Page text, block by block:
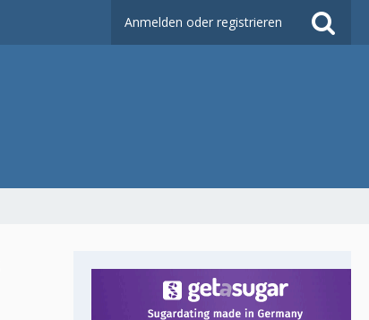
Anmelden oder registrieren